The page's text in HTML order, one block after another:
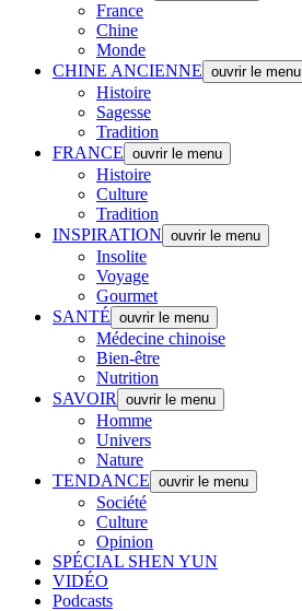
France
Chine
Monde
CHINE ANCIENNE ouvrir le menu
Histoire
Sagesse
Tradition
FRANCE ouvrir le menu
Histoire
Culture
Tradition
INSPIRATION ouvrir le menu
Insolite
Voyage
Gourmet
SANTÉ ouvrir le menu
Médecine chinoise
Bien-être
Nutrition
SAVOIR
ouvrir le menu
Homme
Univers
Nature
TENDANCE ouvrir le menu
Société
Culture
Opinion
SPÉCIAL SHEN YUN
VIDÉO
Podcasts